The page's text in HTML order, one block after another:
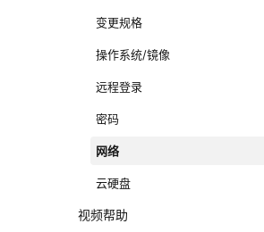
变更规格
操作系统/镜像
远程登录
密码
网络
云硬盘
视频帮助